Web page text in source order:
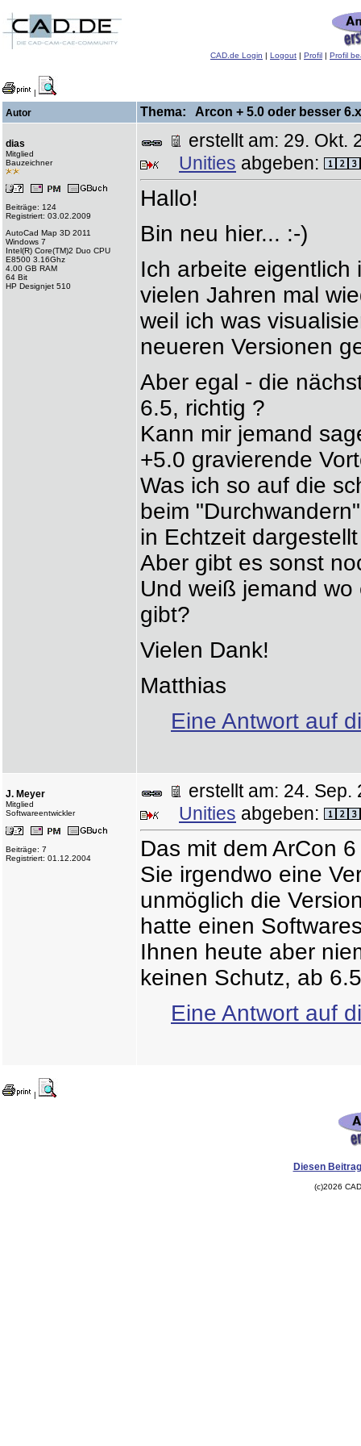
CAD.de Login | Logout | Profil | Profil
|
Autor Thema: Arcon + 5.0 oder besser
dias
Mitglied
Bauzeichner
Beiträge: 124
Registriert: 03.02.2009
AutoCad Map 3D 2011
Windows 7
Intel(R) Core(TM)2 Duo CPU
E8500 3.16Ghz
4.00 GB RAM
64 Bit
HP Designjet 510
erstellt am: 29.
Unities abgeben:
Hallo!
Bin neu hier... :-)
Ich arbeite eigentlich
vielen Jahren mal
weil ich was
neueren Versionen
Aber egal - die
6.5, richtig ?
Kann mir jemand
+5.0 gravierende
Was ich so auf die
beim
in Echtzeit
Aber gibt es sonst
Und weiß jemand
gibt?
Vielen Dank!
Matthias
Eine Antwort auf
J. Meyer
Mitglied
Softwareentwickler
Beiträge: 7
Registriert: 01.12.2004
erstellt am: 24.
Unities abgeben:
Das mit dem ArCon
Sie irgendwo eine
unmöglich die
hatte einen
Ihnen heute aber
keinen Schutz, ab
Eine Antwort auf
|
Diesen
(c)2026